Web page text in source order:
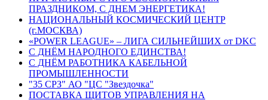
ПРАЗДНИКОМ, С ДНЕМ ЭНЕРГЕТИКА!
НАЦИОНАЛЬНЫЙ КОСМИЧЕСКИЙ ЦЕНТР
(г.МОСКВА)
«POWER LEAGUE» – ЛИГА СИЛЬНЕЙШИХ от DKC
С ДНЁМ НАРОДНОГО ЕДИНСТВА!
С ДНЁМ РАБОТНИКА КАБЕЛЬНОЙ
ПРОМЫШЛЕННОСТИ
"35 СРЗ" АО "ЦС "Звездочка"
ПОСТАВКА ЩИТОВ УПРАВЛЕНИЯ НА